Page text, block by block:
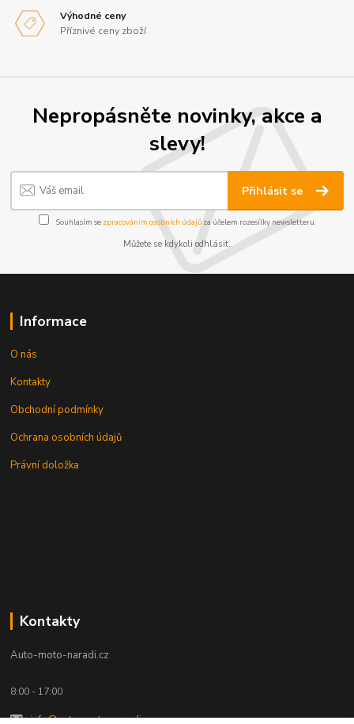
Výhodné ceny
Příznivé ceny zboží
Nepropásněte novinky, akce a
slevy!
Přihlásit se
Souhlasím se zpracováním osobních údajůza účelem rozesílky newsletteru.
Můžete se kdykoli odhlásit.
Informace
O nás
Kontakty
Obchodní podmínky
Ochrana osobních údajů
Právní doložka
Kontakty
Auto-moto-naradi.cz
8:00 - 17:00
info@auto-moto-naradi.cz